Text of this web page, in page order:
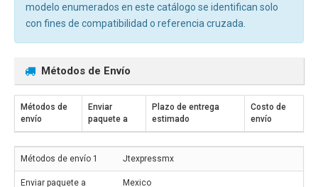
modelo enumerados en este catálogo se identifican solo
con fines de compatibilidad o referencia cruzada.
Métodos de Envío
Métodos de
envío
Enviar
paquete a
Plazo de entrega
estimado
Costo de
envío
Jtexpressmx
Mexico